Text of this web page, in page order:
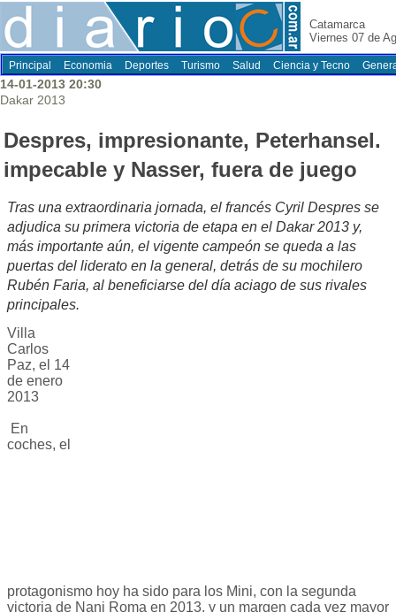
Catamarca
Viernes 07 de
Principal Economia Deportes Turismo Salud Ciencia y Tecno
14-01-2013 20:30
Dakar 2013
Despres, impresionante, Peterhansel.
impecable y Nasser, fuera de juego
Tras una extraordinaria jornada, el francés Cyril Despres se
adjudica su primera victoria de etapa en el Dakar 2013 y,
más importante aún, el vigente campeón se queda a las
puertas del liderato en la general, detrás de su mochilero
Rubén Faria, al beneficiarse del día aciago de sus rivales
principales.
Villa
Carlos
Paz, el 14
de enero
2013
En
coches, el
protagonismo hoy ha sido para los Mini, con la segunda
victoria de Nani Roma en 2013, y un margen cada vez mayor